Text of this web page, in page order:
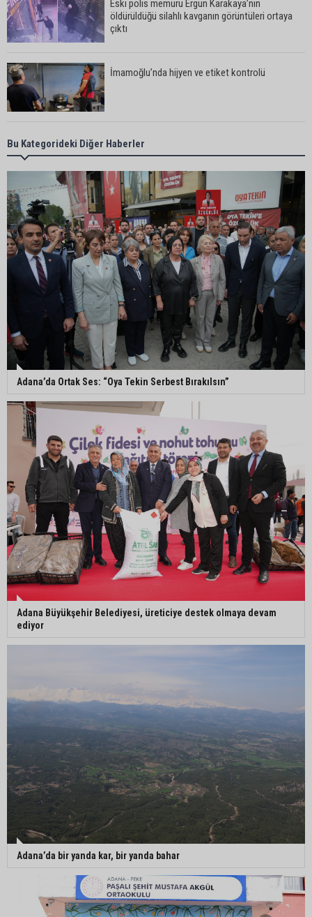
Eski polis memuru Ergün Karakaya’nın
öldürüldüğü silahlı kavganın görüntüleri ortaya
çıktı
İmamoğlu’nda hijyen ve etiket kontrolü
Mustafa Özkan: "Yüreğir Belediye Başkan
Vekilliği seçimine ilişkin hukuki süreç başlatıldı"
Güngör Geçer, hayvan hakları temsilcileriyle bir
araya geldi
Adana’da sıcak hava etkisini sürdürüyor:
Termometreler 38 dereceyi gördü
Yüreğir’de başkan vekilliği seçimi yeniden yargıya
taşındı
Adanalı sanatçıdan üzücü haber: Konserlerine
ara verdi
Büyükşehirden üreticiye 168 adet süt sağım
makinesi
Bu Kategorideki Diğer Haberler
Adana’da Ortak Ses: “Oya Tekin Serbest Bırakılsın”
Adana Büyükşehir Belediyesi, üreticiye destek olmaya devam
ediyor
Adana’da bir yanda kar, bir yanda bahar